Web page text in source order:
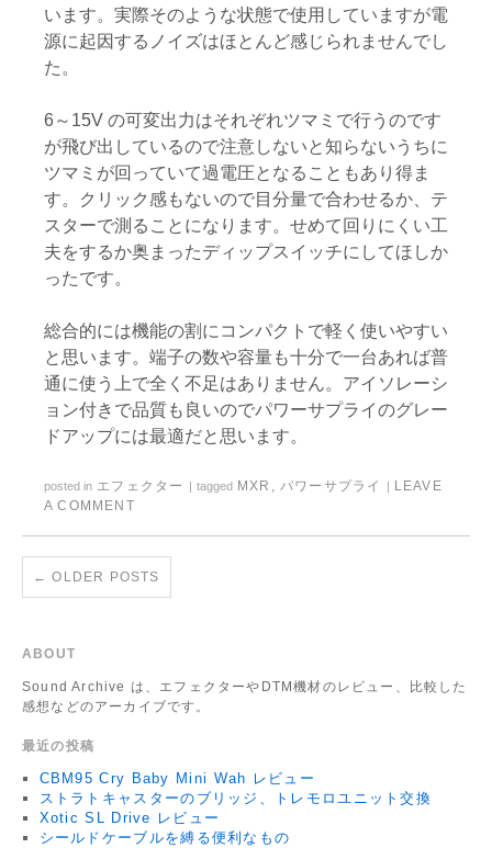
います。実際そのような状態で使用していますが電
源に起因するノイズはほとんど感じられませんでし
た。
6～15V の可変出力はそれぞれツマミで行うのです
が飛び出しているので注意しないと知らないうちに
ツマミが回っていて過電圧となることもあり得ま
す。クリック感もないので目分量で合わせるか、テ
スターで測ることになります。せめて回りにくい工
夫をするか奥まったディップスイッチにしてほしか
ったです。
総合的には機能の割にコンパクトで軽く使いやすい
と思います。端子の数や容量も十分で一台あれば普
通に使う上で全く不足はありません。アイソレーシ
ョン付きで品質も良いのでパワーサプライのグレー
ドアップには最適だと思います。
posted in エフェクター tagged MXR ,パワーサプライ
LEAVE
A COMMENT
← OLDER POSTS
ABOUT
Sound Archive は、エフェクターやDTM機材のレビュー、比較した
感想などのアーカイブです。
最近の投稿
CBM95 Cry Baby Mini Wah レビュー
ストラトキャスターのブリッジ、トレモロユニット交換
Xotic SL Drive レビュー
シールドケーブルを縛る便利なもの